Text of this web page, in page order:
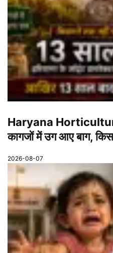
Haryana
कागजों में उग आए बाग,
2026-08-07